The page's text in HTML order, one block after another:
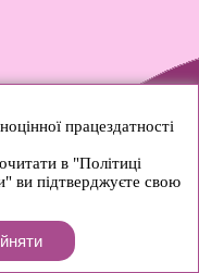
працездатності
в "Політиці
ви підтверджуєте свою